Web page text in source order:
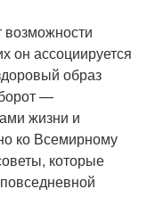
он ассоциируется
образ
—
жизни и
ко Всемирному
которые